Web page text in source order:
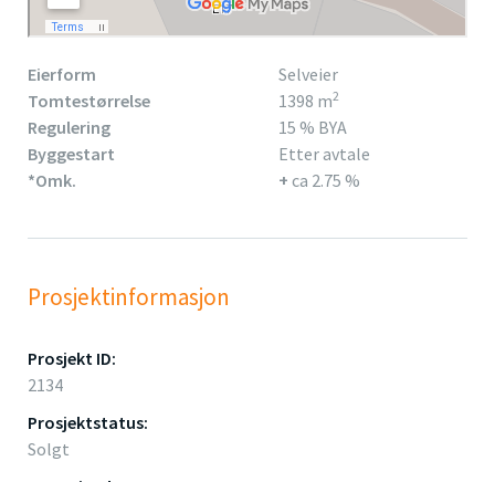
Eierform
Selveier
Tomtestørrelse
1398 m2
Regulering
15 % BYA
Byggestart
Etter avtale
*Omk.
+ ca 2.75 %
Prosjektinformasjon
Prosjekt ID:
2134
Prosjektstatus:
Solgt